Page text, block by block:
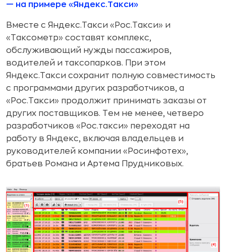
— на примере «Яндекс.Такси»
Вместе с Яндекс.Такси «Рос.Такси» и
«Таксометр» составят комплекс,
обслуживающий нужды пассажиров,
водителей и таксопарков. При этом
Яндекс.Такси сохранит полную совместимость
с программами других разработчиков, а
«Рос.Такси» продолжит принимать заказы от
других поставщиков. Тем не менее, четверо
разработчиков «Рос.такси» переходят на
работу в Яндекс, включая владельцев и
руководителей компании «Росинфотех»,
братьев Романа и Артема Прудниковых.